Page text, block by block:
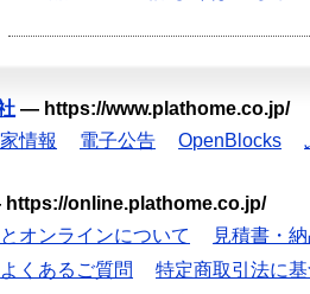
— https://www.plathome.co.jp/
情報 電子公告 OpenBlocks
https://online.plathome.co.jp/
オンラインについて
見積書・
よくあるご質問
特定商取引法に